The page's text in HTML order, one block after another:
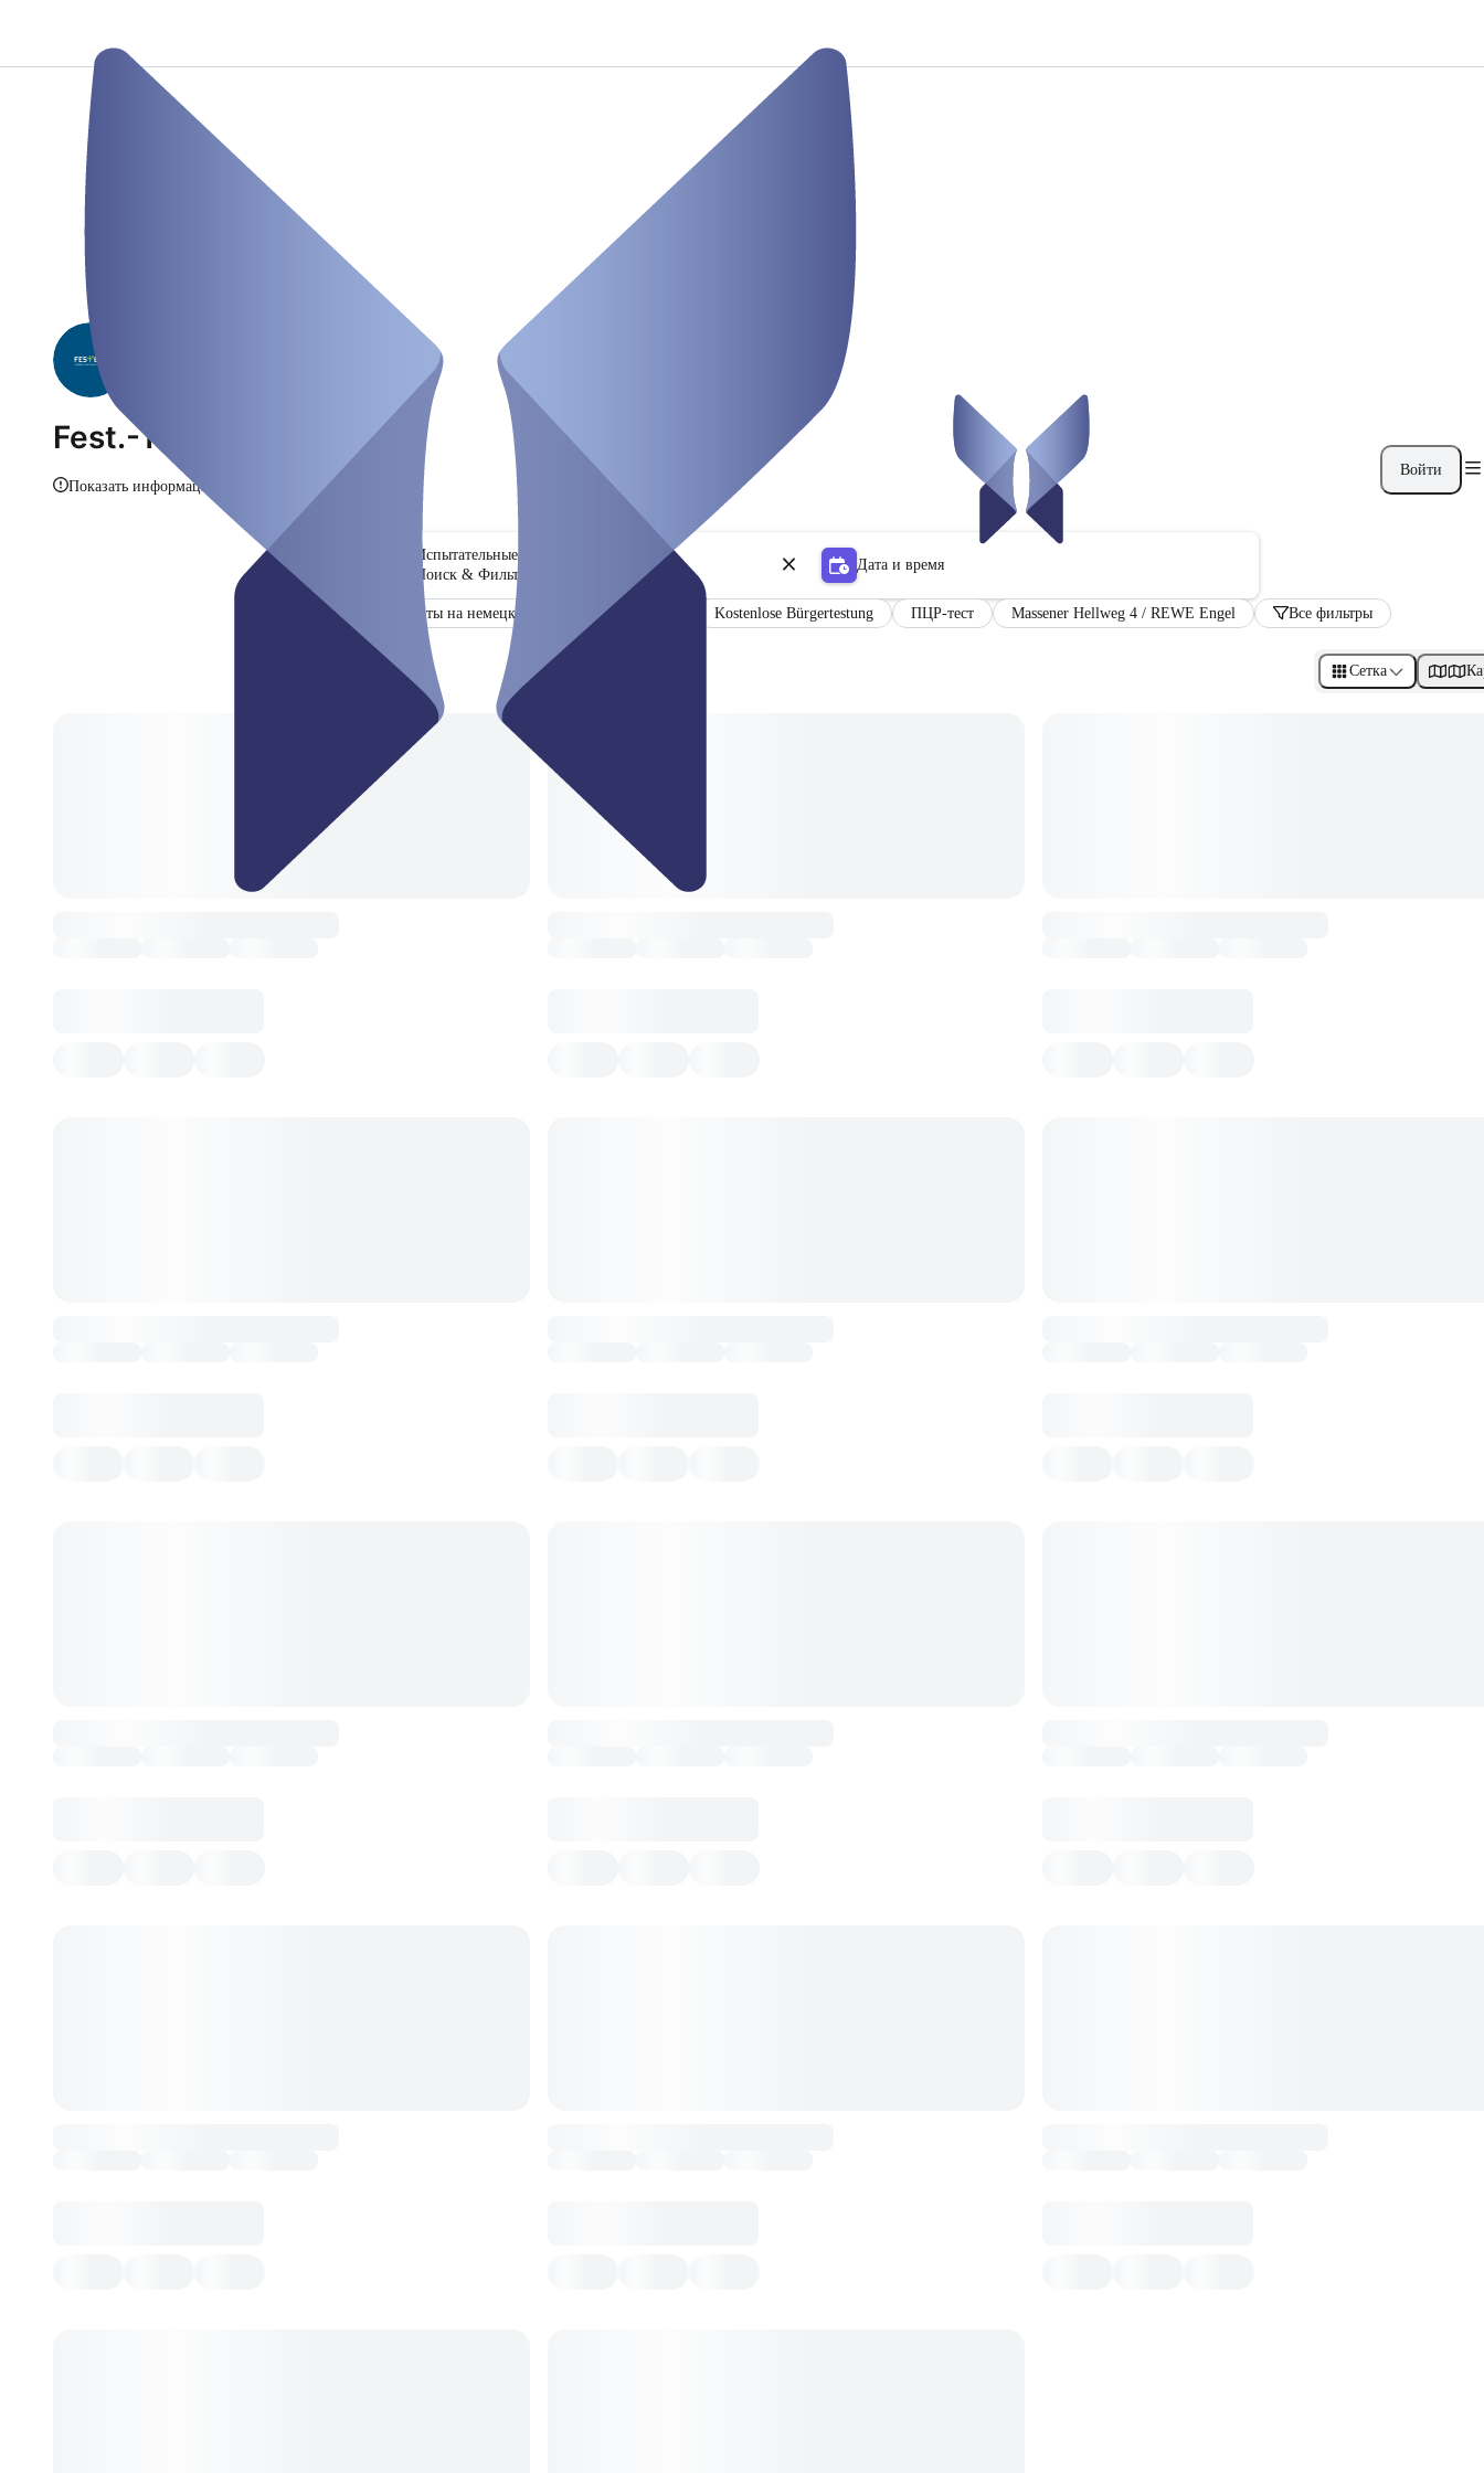
Войти
Fest.-Test
Показать информацию
Испытательные центры
Поиск & Фильтр
Дата и время
Сертификат Результаты на немецком и английском языках Kostenlose Bürgertestung ПЦР-тест Massener Hellweg 4 / REWE Engel Все фильтры
Сетка